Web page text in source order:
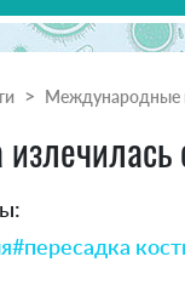
Международные
#пересадка